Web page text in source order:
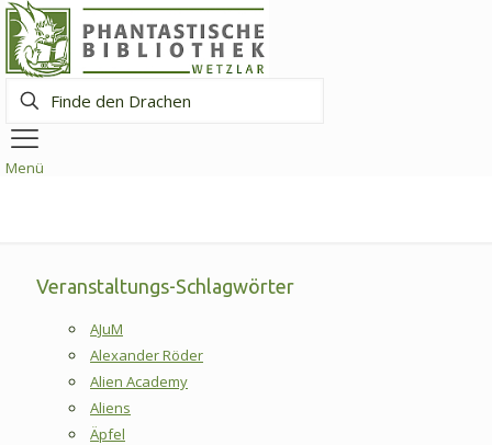
den
Drachen
Menü
Veranstaltungs-Schlagwörter
AJuM
Alexander Röder
Alien Academy
Aliens
Äpfel